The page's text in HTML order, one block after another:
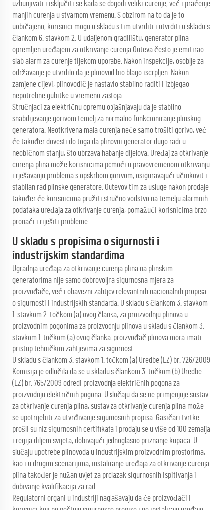
uzbunjivati i isključiti se kada se dogodi veliki curenje, već i praćenje
manjih curenja u stvarnom vremenu. S obzirom na to da je to
uobičajeno, korisnici mogu u skladu s tim utvrditi i utvrditi u skladu s
člankom 6. stavkom 2. U udaljenom gradilištu, generator plina
opremljen uređajem za otkrivanje curenja Outeva često je emitirao
slab alarm za curenje tijekom uporabe. Nakon inspekcije, osoblje za
održavanje je utvrdilo da je plinovod bio blago iscrpljen. Nakon
zamjene cijevi, plinovodič je nastavio stabilno raditi i izbjegao
nepotrebne gubitke u vremenu zastoja.
Stručnjaci za električnu opremu objašnjavaju da je stabilno
snabdijevanje gorivom temelj za normalno funkcioniranje plinskog
generatora. Neotkrivena mala curenja neće samo trošiti gorivo, već
će također dovesti do toga da plinovni generator dugo radi u
neobičnom stanju, što ubrzava habanje dijelova. Uređaj za otkrivanje
curenja plina može korisnicima pomoći u pravovremenom otkrivanju
i rješavanju problema s opskrbom gorivom, osiguravajući učinkovit i
stabilan rad plinske generatore. Outevov tim za usluge nakon prodaje
također će korisnicima pružiti stručno vodstvo na temelju alarmnih
podataka uređaja za otkrivanje curenja, pomažući korisnicima brzo
pronaći i riješiti probleme.
U skladu s propisima o sigurnosti i
industrijskim standardima
Ugradnja uređaja za otkrivanje curenja plina na plinskim
generatorima nije samo dobrovoljna sigurnosna mjera za
proizvođače, već i obavezni zahtjev relevantnih nacionalnih propisa
o sigurnosti i industrijskih standarda. U skladu s člankom 3. stavkom
1. stavkom 2. točkom (a) ovog članka, za proizvodnju plinova u
proizvodnim pogonima za proizvodnju plinova u skladu s člankom 3.
stavkom 1. točkom (a) ovog članka, proizvođač plinova mora imati
pristup tehničkim zahtjevima za sigurnost.
U skladu s člankom 3. stavkom 1. točkom (a) Uredbe (EZ) br. 726/2009
Komisija je odlučila da se u skladu s člankom 3. točkom (b) Uredbe
(EZ) br. 765/2009 odredi proizvodnja električnih pogona za
proizvodnju električnih pogona. U slučaju da se ne primjenjuje sustav
za otkrivanje curenja plina, sustav za otkrivanje curenja plina može
se upotrijebiti za utvrđivanje sigurnosnih propisa. Gasičari tvrtke
prošli su niz sigurnosnih certifikata i prodaju se u više od 100 zemalja
i regija diljem svijeta, dobivajući jednoglasno priznanje kupaca. U
slučaju upotrebe plinovoda u industrijskim proizvodnim prostorima,
kao i u drugim scenarijima, instaliranje uređaja za otkrivanje curenja
plina također je nužan uvjet za prolazak sigurnosnih ispitivanja i
dobivanje kvalifikacija za rad.
Regulatorni organi u industriji naglašavaju da će proizvođači i